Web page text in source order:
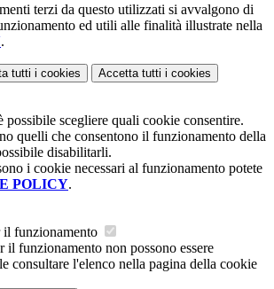
terzi da questo utilizzati si avvalgono di
ed utili alle finalità illustrate nella
.
tutti i cookies Accetta tutti i cookies
possibile scegliere quali cookie consentire.
quelli che consentono il funzionamento della
disabilitarli.
i cookie necessari al funzionamento potete
POLICY.
il funzionamento
il funzionamento non possono essere
consultare l'elenco nella pagina della cookie